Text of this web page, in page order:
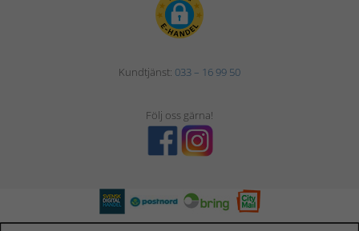
Kundtjänst: 033 – 16 99 50
Följ oss gärna!